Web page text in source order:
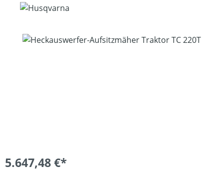
Bildergalerie überspringen
5.647,48 €*